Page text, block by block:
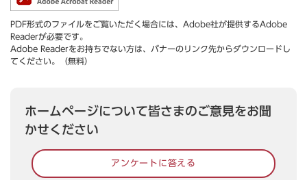
PDF形式のファイルをご覧いただく場合には、Adobe社が提供するAdobe
Readerが必要です。
Adobe Readerをお持ちでない方は、バナーのリンク先からダウンロードし
てください。（無料）
ホームページについて皆さまのご意見をお聞
かせください
アンケートに答える